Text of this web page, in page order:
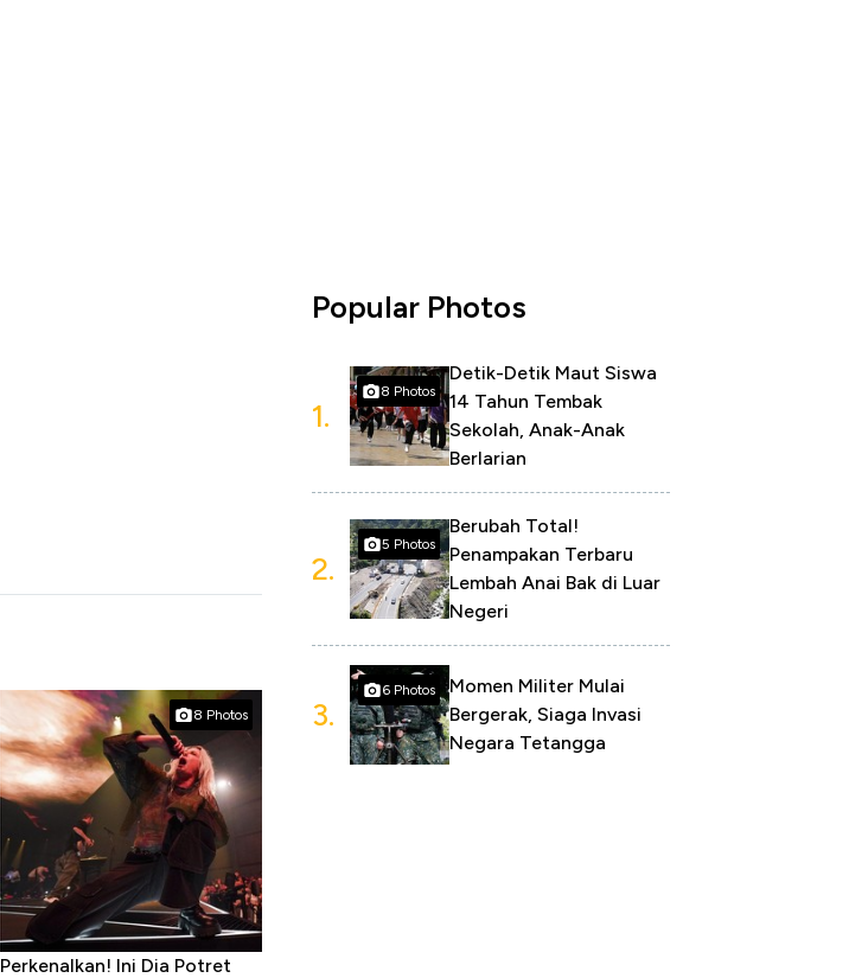
8 Photos
Perkenalkan! Ini Dia Potret
Popular Photos
1.
8 Photos
Detik-Detik Maut Siswa
14 Tahun Tembak
Sekolah, Anak-Anak
Berlarian
2.
5 Photos
Berubah Total!
Penampakan Terbaru
Lembah Anai Bak di Luar
Negeri
3.
6 Photos
Momen Militer Mulai
Bergerak, Siaga Invasi
Negara Tetangga